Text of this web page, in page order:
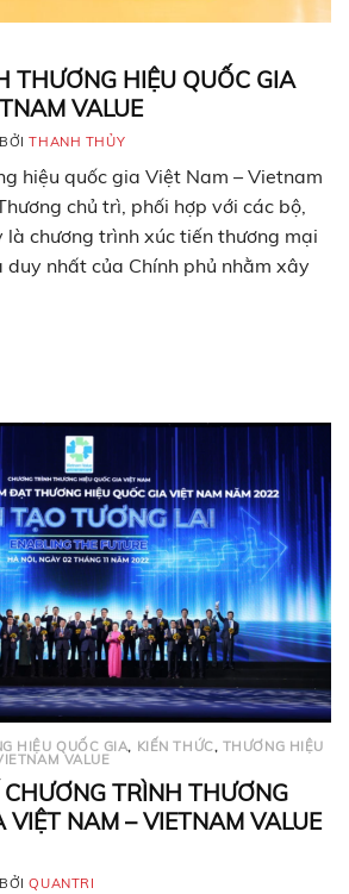
THƯƠNG HIỆU QUỐC GIA
VALUE
BỞITHANH THỦY
hiệu quốc gia Việt Nam – Vietnam
chủ trì, phối hợp với các bộ,
là chương trình xúc tiến thương mại
nhất của Chính phủ nhằm xây
HIỆU QUỐC GIA, KIẾN THỨC, THƯƠNG HIỆU
VALUE
TRÌNH THƯƠNG
VIỆT NAM – VIETNAM VALUE
BỞIQUANTRI